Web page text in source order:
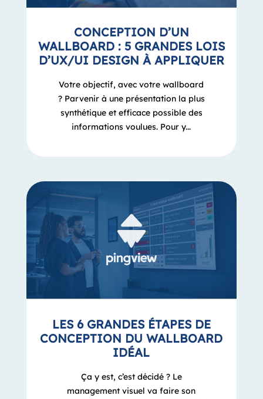
CONCEPTION D’UN
WALLBOARD : 5 GRANDES LOIS
D’UX/UI DESIGN À APPLIQUER
Votre objectif, avec votre wallboard
? Parvenir à une présentation la plus
synthétique et efficace possible des
informations voulues. Pour y...
LES 6 GRANDES ÉTAPES DE
CONCEPTION DU WALLBOARD
IDÉAL
Ça y est, c’est décidé ? Le
management visuel va faire son